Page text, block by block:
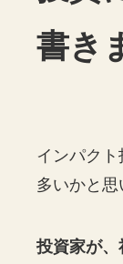
書き
インパク
多いかと思
投資家が